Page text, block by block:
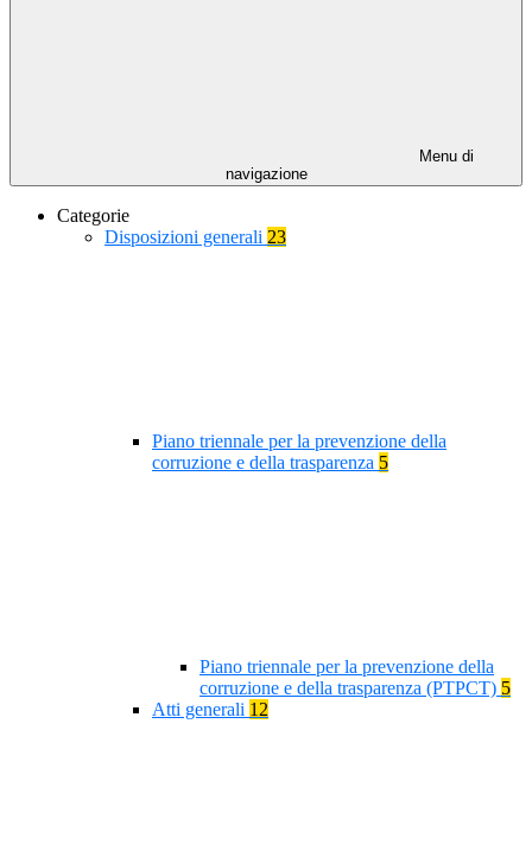
Menu di
navigazione
Categorie
Disposizioni generali 23
Piano triennale per la prevenzione della
corruzione e della trasparenza 5
Piano triennale per la prevenzione della
corruzione e della trasparenza (PTPCT) 5
Atti generali 12